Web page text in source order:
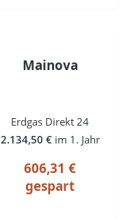
Mainova
Erdgas Direkt 24
2.134,50 € im 1. Jahr
606,31 €
gespart